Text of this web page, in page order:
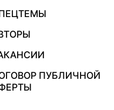
ПУБЛИЧНОЙ